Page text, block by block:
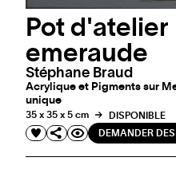
Pot
emeraude
Stéphane Braud
Acrylique et Pigments sur
unique
35 x 35 x 5 cm
DISPONIBLE
DEMANDER